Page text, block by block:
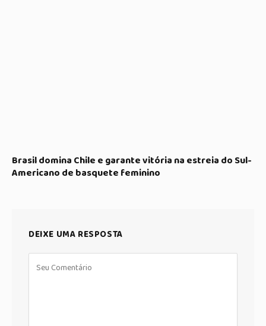
Brasil domina Chile e garante vitória na estreia do Sul-
Americano de basquete feminino
DEIXE UMA RESPOSTA